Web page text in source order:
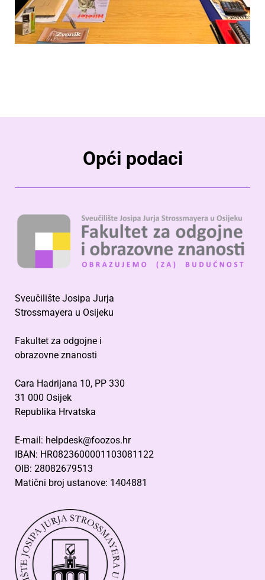
Opći podaci
Sveučilište Josipa Jurja
Strossmayera u Osijeku
Fakultet za odgojne i
obrazovne znanosti
Cara Hadrijana 10, PP 330
31 000 Osijek
Republika Hrvatska
E-mail: helpdesk@foozos.hr
IBAN: HR0823600001103081122
OIB: 28082679513
Matični broj ustanove: 1404881